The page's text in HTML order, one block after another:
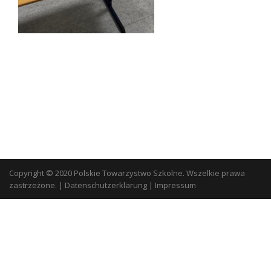
Copyright © 2020 Polskie Towarzystwo Szkolne. Wszelkie prawa
zastrzeżone. | Datenschutzerklärung | Impressum